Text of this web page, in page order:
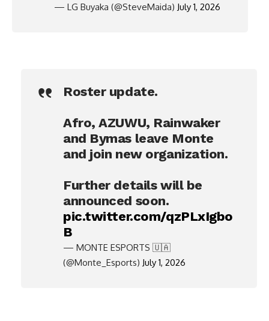
— LG Buyaka (@SteveMaida) July 1, 2026
Roster update.
Afro, AZUWU, Rainwaker
and Bymas leave Monte
and join new organization.
Further details will be
announced soon.
pic.twitter.com/qzPLxIgbo
B
— MONTE ESPORTS 🇺🇦
(@Monte_Esports) July 1, 2026